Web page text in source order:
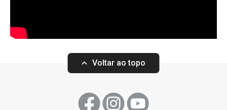
Voltar ao topo